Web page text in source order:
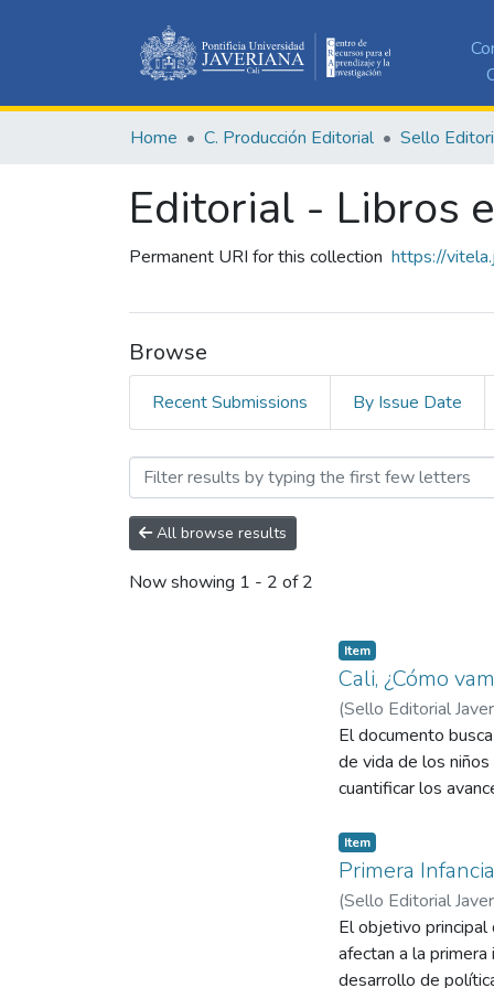
Home C. Producción Editorial Sello
Editorial - Libros
Permanent URI for this collection https://
Browse
Recent Submissions By Issue Date
Browsing Editorial -
All browse results
Now showing 1 - 2 of 2
Item
Cali, ¿Cómo
(Sello Editorial
El documento
de vida de los
cuantificar los
Item
Primera
(Sello Editorial
Fernando
El objetivo principal
afectan a la primera
desarrollo de